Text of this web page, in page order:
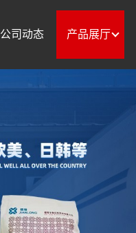
公司动态 产品展厅